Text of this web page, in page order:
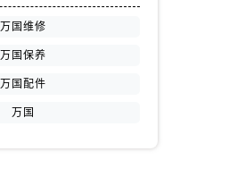
万国维修
万国保养
万国配件
万国